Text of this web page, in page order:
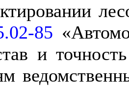
овании
85 «Авто
в и
м ведомственн